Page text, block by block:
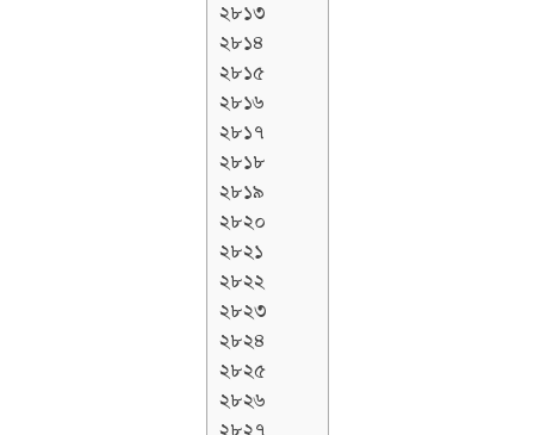
২৮১৩
২৮১৪
২৮১৫
২৮১৬
২৮১৭
২৮১৮
২৮১৯
২৮২০
২৮২১
২৮২২
২৮২৩
২৮২৪
২৮২৫
২৮২৬
২৮২৭